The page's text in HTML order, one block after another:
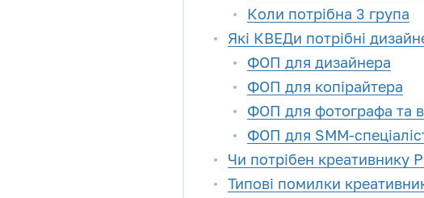
Коли потрібна 3 група
Які КВЕДи потрібні
ФОП для дизайнера
ФОП для копірайтера
ФОП для фотографа та
ФОП для SMM-
Чи потрібен
Типові помилки